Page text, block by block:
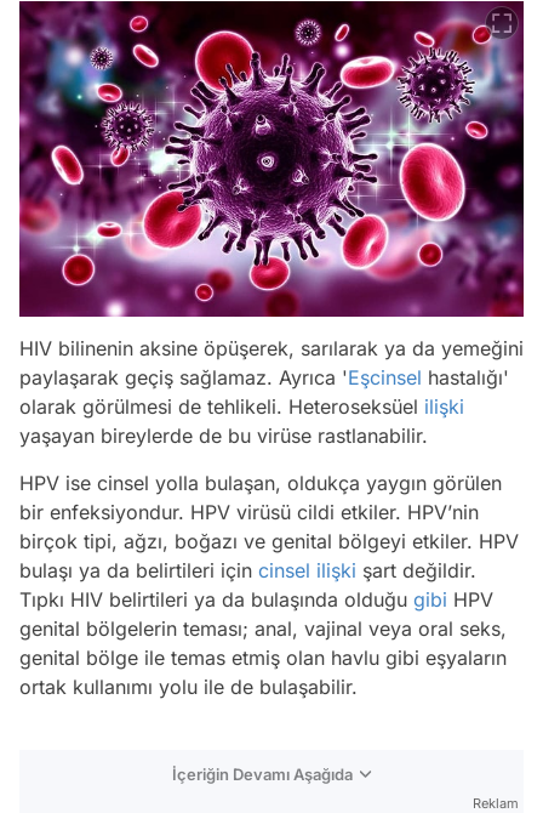
HIV bilinenin aksine öpüşerek, sarılarak ya da yemeğini
paylaşarak geçiş sağlamaz. Ayrıca 'Eşcinsel hastalığı'
olarak görülmesi de tehlikeli. Heteroseksüel ilişki
yaşayan bireylerde de bu virüse rastlanabilir.
HPV ise cinsel yolla bulaşan, oldukça yaygın görülen
bir enfeksiyondur. HPV virüsü cildi etkiler. HPV’nin
birçok tipi, ağzı, boğazı ve genital bölgeyi etkiler. HPV
bulaşı ya da belirtileri için cinsel ilişki şart değildir.
Tıpkı HIV belirtileri ya da bulaşında olduğu gibi HPV
genital bölgelerin teması; anal, vajinal veya oral seks,
genital bölge ile temas etmiş olan havlu gibi eşyaların
ortak kullanımı yolu ile de bulaşabilir.
İçeriğin Devamı Aşağıda
Reklam